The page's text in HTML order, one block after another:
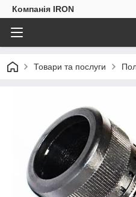
Компанія IRON
Товари та послуги